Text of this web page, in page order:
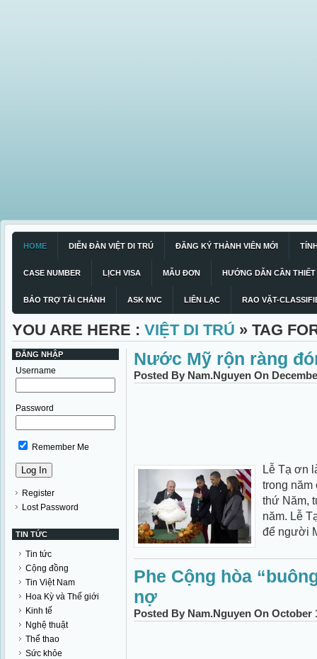
HOME DIỄN ĐÀN VIỆT DI TRÚ ĐĂNG KÝ THÀNH VIÊN MỚI
CASE NUMBER LỊCH VISA MẪU ĐƠN HƯỚNG DẪN CẦN THIẾT
BẢO TRỢ TÀI CHÁNH ASK NVC LIÊN LẠC RAO VẶT-
YOU ARE HERE : VIỆT DI TRÚ » TAG
ĐĂNG NHẬP
Username
Password
Remember Me
Register
Lost Password
TIN TỨC
Tin tức
Cộng đồng
Tin Việt Nam
Hoa Kỳ và Thế giới
Kinh tế
Nghệ thuật
Thể thao
Sức khỏe
Nước Mỹ rộn ràng
Posted By Nam.Nguyen On
Lễ Tạ ơn
trong năm
thứ Năm,
năm. Lễ
để người
Phe Cộng hòa
nợ
Posted By Nam.Nguyen On October